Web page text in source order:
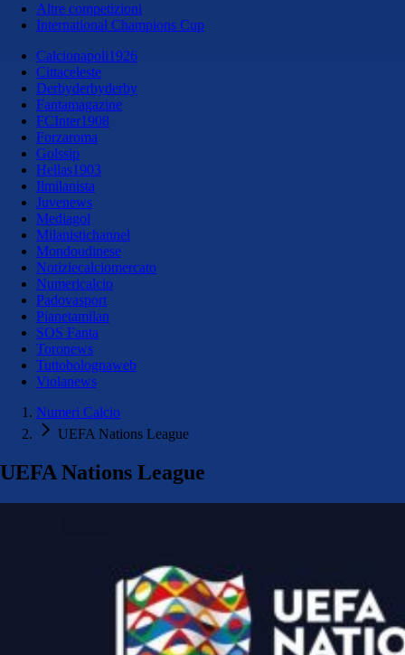
Altre competizioni
International Champions Cup
Calcionapoli1926
Cittaceleste
Derbyderbyderby
Fantamagazine
FCInter1908
Forzaroma
Golssip
Hellas1903
Ilmilanista
Juvenews
Mediagol
Milanistichannel
Mondoudinese
Notiziecalciomercato
Numericalcio
Padovasport
Pianetamilan
SOS Fanta
Toronews
Tuttobolognaweb
Violanews
Numeri Calcio
UEFA Nations League
UEFA Nations League